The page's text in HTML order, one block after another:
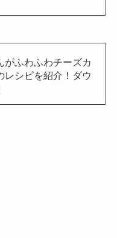
がふわふわチーズカ
レシピを紹介！ダウ